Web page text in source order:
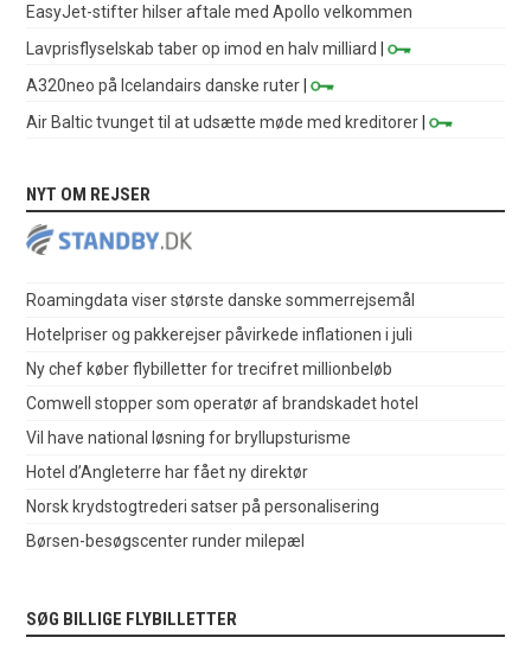
EasyJet-stifter hilser aftale med Apollo velkommen
Lavprisflyselskab taber op imod en halv milliard
|
A320neo på Icelandairs danske ruter |
Air Baltic tvunget til at udsætte møde med kreditorer |
NYT OM REJSER
Roamingdata viser største danske sommerrejsemål
Hotelpriser og pakkerejser påvirkede inflationen i juli
Ny chef køber flybilletter for trecifret millionbeløb
Comwell stopper som operatør af brandskadet hotel
Vil have national løsning for bryllupsturisme
Hotel d’Angleterre har fået ny direktør
Norsk krydstogtrederi satser på personalisering
Børsen-besøgscenter runder milepæl
SØG BILLIGE FLYBILLETTER